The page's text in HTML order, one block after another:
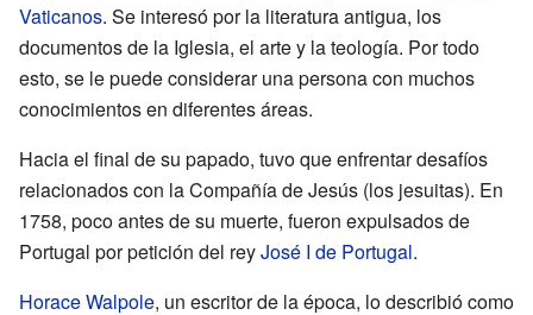
Vaticanos. Se interesó por la literatura antigua, los
documentos de la Iglesia, el arte y la teología. Por todo
esto, se le puede considerar una persona con muchos
conocimientos en diferentes áreas.
Hacia el final de su papado, tuvo que enfrentar desafíos
relacionados con la Compañía de Jesús (los jesuitas). En
1758, poco antes de su muerte, fueron expulsados de
Portugal por petición del reyJosé I de Portugal.
Horace Walpole, un escritor de la época, lo describió como